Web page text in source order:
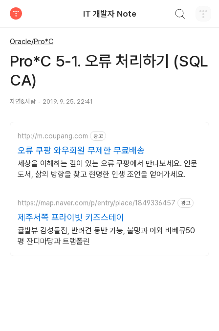
IT 개발자 Note
Oracle/Pro*C
Pro*C 5-1. 오류 처리하기 (SQL
CA)
자연&사람 2019. 9. 25. 22:41
http://m.coupang.com 광고
오류 쿠팡 와우회원 무제한 무료배송
세상을 이해하는 깊이 있는 오류 쿠팡에서 만나보세요. 인문
도서, 삶의 방향을 찾고 현명한 인생 조언을 얻어가세요.
https://map.naver.com/p/entry/place/1849336457 광고
제주서쪽 프라이빗 키즈스테이
귤밭뷰 감성돌집, 반려견 동반 가능, 불멍과 야외 바베큐50
평 잔디마당과 트램폴린